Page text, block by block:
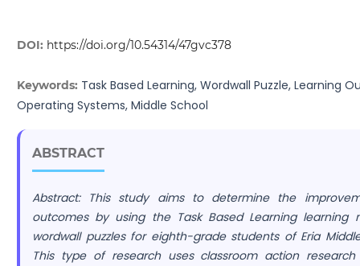
DOI: https://doi.org/10.54314/47gvc378
Keywords: Task Based Learning, Wordwall Puzzle, Learning
Operating Systems, Middle School
ABSTRACT
Abstract: This study aims to determine the
outcomes by using the Task Based Learning learning
wordwall puzzles for eighth-grade students of Eria
This type of research uses classroom action research